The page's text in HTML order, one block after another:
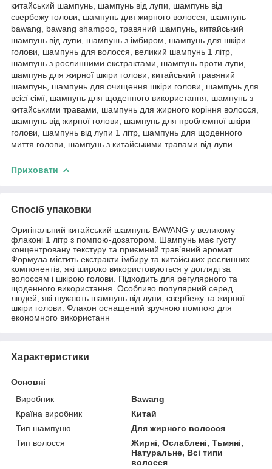
китайський шампунь, шампунь від лупи, шампунь від
свербежу голови, шампунь для жирного волосся, шампунь
bawang, bawang shampoo, травяний шампунь, китайський
шампунь від лупи, шампунь з імбиром, шампунь для шкіри
голови, шампунь для волосся, великий шампунь 1 літр,
шампунь з рослинними екстрактами, шампунь проти лупи,
шампунь для жирної шкіри голови, китайський травяний
шампунь, шампунь для очищення шкіри голови, шампунь для
всієї сімї, шампунь для щоденного використання, шампунь з
китайськими травами, шампунь для жирного коріння волосся,
шампунь від жирної голови, шампунь для проблемної шкіри
голови, шампунь від лупи 1 літр, шампунь для щоденного
миття голови, шампунь з китайськими травами від лупи
Приховати
Спосіб упаковки
Оригінальний китайський шампунь BAWANG у великому
флаконі 1 літр з помпою-дозатором. Шампунь має густу
концентровану текстуру та приємний трав’яний аромат.
Формула містить екстракти імбиру та китайських рослинних
компонентів, які широко використовуються у догляді за
волоссям і шкірою голови. Підходить для регулярного та
щоденного використання. Особливо популярний серед
людей, які шукають шампунь від лупи, свербежу та жирної
шкіри голови. Флакон оснащений зручною помпою для
економного використанн
Характеристики
Основні
Виробник
Bawang
Країна виробник
Китай
Тип шампуню
Для жирного волосся
Тип волосся
Жирні, Ослаблені, Тьмяні,
Натуральне, Всі типи
волосся